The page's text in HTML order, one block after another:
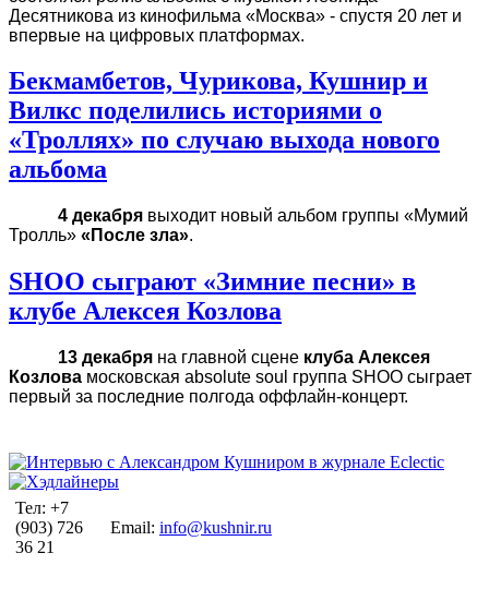
Десятникова из кинофильма «Москва» - спустя 20 лет и
впервые на цифровых платформах.
Бекмамбетов, Чурикова, Кушнир и
Вилкс поделились историями о
«Троллях» по случаю выхода нового
альбома
4 декабря выходит новый альбом группы «Мумий
Тролль» «После зла».
SHOO сыграют «Зимние песни» в
клубе Алексея Козлова
13 декабря на главной сцене клуба Алексея
Козлова московская absolute soul группа SHOO сыграет
первый за последние полгода оффлайн-концерт.
Тел: +7
(903) 726
36 21
Email: info@kushnir.ru